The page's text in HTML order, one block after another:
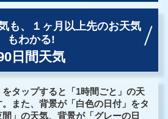
も、
１ヶ月以上先のお天気
もわかる!
日間天気
タップすると「1時間ごと」の天
また、背景が「白色の日付」をタ
」の天気、背景が「グレーの日